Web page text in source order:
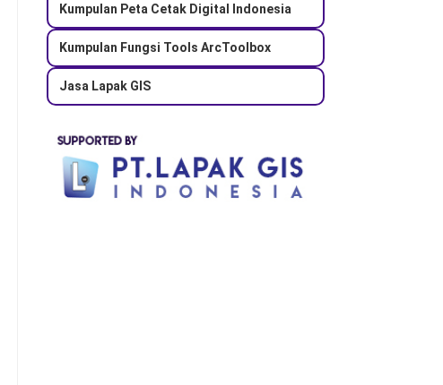
Kumpulan Peta Cetak Digital Indonesia
Kumpulan Fungsi Tools ArcToolbox
Jasa Lapak GIS